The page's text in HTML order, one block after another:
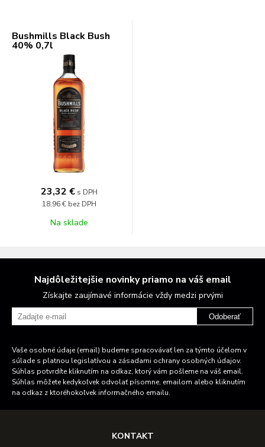
Bushmills Black Bush
40% 0,7l
23,32 € s DPH
18,96 € bez DPH
Na sklade
Najdôležitejšie novinky priamo na váš email
Získajte zaujímavé informácie vždy medzi prvými
Odoberať
Vaše osobné údaje (email) budeme spracovávať len za týmto účelom v
súlade s platnou legislatívou a zásadami ochrany osobných údajov.
Súhlas potvrdíte kliknutím na odkaz, ktorý vám pošleme na váš email.
Súhlas môžete kedykoľvek odvolať písomne, emailom alebo kliknutím
na odkaz z ktoréhokoľvek informačného emailu.
KONTAKT